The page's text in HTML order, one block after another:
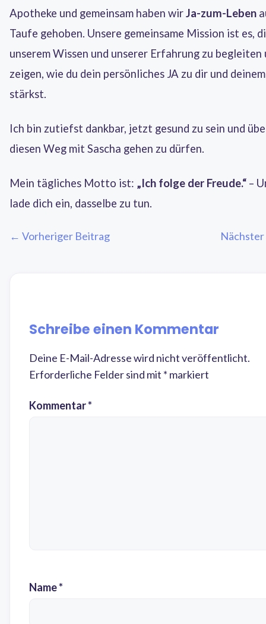
Apotheke und gemeinsam haben wirJa-zum-Leben
Taufe gehoben. Unsere gemeinsame Mission ist es,
unserem Wissen und unserer Erfahrung zu begleiten
zeigen, wie du dein persönliches JA zu dir und
stärkst.
Ich bin zutiefst dankbar, jetzt gesund zu sein und
diesen Weg mit Sascha gehen zu dürfen.
Mein tägliches Motto ist: „Ich folge der Freude.“ –
lade dich ein, dasselbe zu tun.
← Vorheriger Beitrag
Schreibe einen Kommentar
Deine E-Mail-Adresse wird nicht veröffentlicht.
Erforderliche Felder sind mit * markiert
Kommentar*
Name*